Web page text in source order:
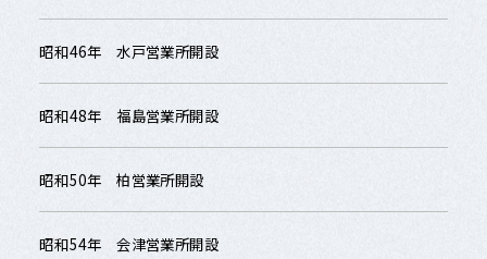
昭和46年 水戸営業所開設
昭和48年 福島営業所開設
昭和50年 柏営業所開設
昭和54年 会津営業所開設